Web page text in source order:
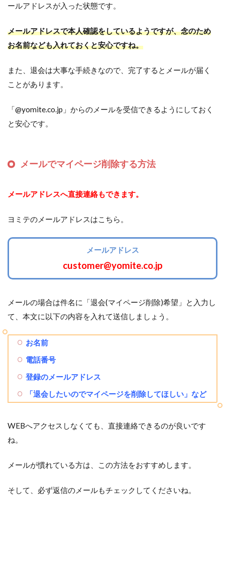
ールアドレスが入った状態です。
メールアドレスで本人確認をしているようですが、念のため
お名前なども入れておくと安心ですね。
また、退会は大事な手続きなので、完了するとメールが届く
ことがあります。
「@yomite.co.jp」からのメールを受信できるようにしておく
と安心です。
メールでマイページ削除する方法
メールアドレスへ直接連絡もできます。
ヨミテのメールアドレスはこちら。
メールアドレス
customer@yomite.co.jp
メールの場合は件名に「退会(マイページ削除)希望」と入力し
て、本文に以下の内容を入れて送信しましょう。
お名前
電話番号
登録のメールアドレス
「退会したいのでマイページを削除してほしい」など
WEBへアクセスしなくても、直接連絡できるのが良いです
ね。
メールが慣れている方は、この方法をおすすめします。
そして、必ず返信のメールもチェックしてくださいね。